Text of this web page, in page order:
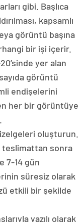
gibi. Başlıca
kapsamlı
görüntü başına
bir işi içerir.
yer alan
görüntü
endişelerini
her bir görüntüye
oluşturun.
sonra
7-14 gün
süresiz olarak
etkili bir şekilde
yazılı olarak